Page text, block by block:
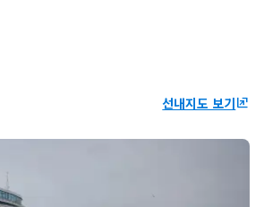
선내지도 보기ungroup